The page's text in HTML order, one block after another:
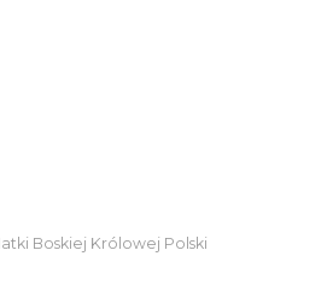
Boskiej Królowej Polski